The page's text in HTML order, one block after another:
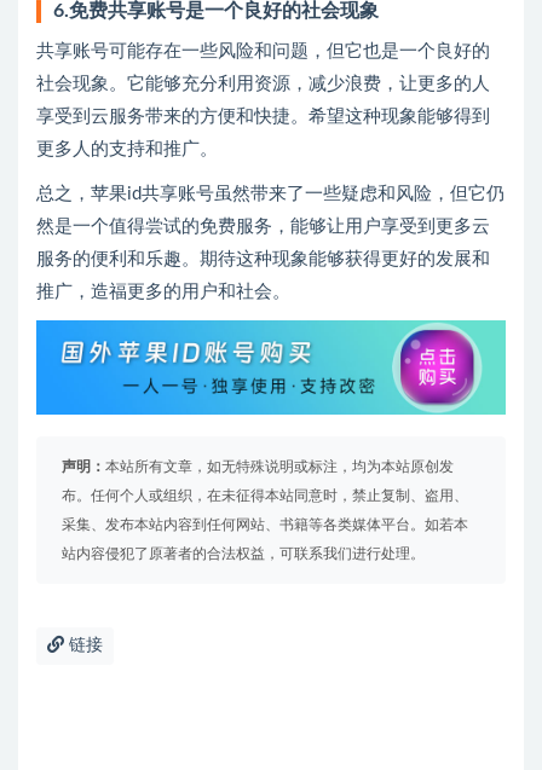
6.免费共享账号是一个良好的社会现象
共享账号可能存在一些风险和问题，但它也是一个良好的
社会现象。它能够充分利用资源，减少浪费，让更多的人
享受到云服务带来的方便和快捷。希望这种现象能够得到
更多人的支持和推广。
总之，苹果id共享账号虽然带来了一些疑虑和风险，但它仍
然是一个值得尝试的免费服务，能够让用户享受到更多云
服务的便利和乐趣。期待这种现象能够获得更好的发展和
推广，造福更多的用户和社会。
声明： 本站所有文章，如无特殊说明或标注，均为本站原创发
布。任何个人或组织，在未征得本站同意时，禁止复制、盗用、
采集、发布本站内容到任何网站、书籍等各类媒体平台。如若本
站内容侵犯了原著者的合法权益，可联系我们进行处理。
链接